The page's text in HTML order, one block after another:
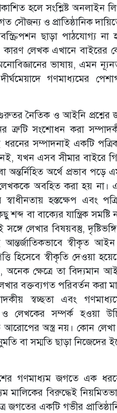
হলে সংশ্লিষ্ট অনলাইন
ও প্রাতিষ্ঠানিক
ছাড়া পাঠযোগ্য না
কারণ লেখক এখানে বাইরের
ভাষায়, এমন
গণমাধ্যমের
নৈতিক ও আইনি প্রশ্নের
ত্রুটি সংশোধন করা
সম্পাদনাই একটি
যখন এসব সীমার বাইরে
অন্তর্নিহিত অর্থে প্রভাব পড়ে
অবহিত করা হয় না।
হস্তক্ষেপ এবং
বা বাক্যের যান্ত্রিক সমষ্টি
লেখার বিষয়বস্তু,
স্বীকৃত
হিসেবে স্বীকৃতি দেওয়া
ক্ষেত্রে তা বিদ্যমান
বক্তব্যগত পরিবর্তন করা
স্বচ্ছতা এবং
ও লেখকের সম্পর্ক হওয়া
আরোপের অস্ত্র নয়। কোন লেখা
বা সম্মতি ছাড়া নিজেদের
গণমাধ্যম জগতে এক
মালিকের বিরুদ্ধেই
একটি গভীর